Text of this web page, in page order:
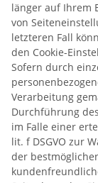
länger auf Ihrem
von
letzteren Fall
den Cookie-
Sofern durch
Verarbeitung
Durchführung
im Falle einer
lit. f DSGVO zur
der